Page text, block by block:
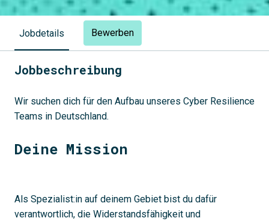
Jobdetails Bewerben
Jobbeschreibung
Wir suchen dich für den Aufbau unseres Cyber Resilience
Teams in Deutschland.
Deine Mission
Als Spezialist:in auf deinem Gebiet bist du dafür
verantwortlich, die Widerstandsfähigkeit und